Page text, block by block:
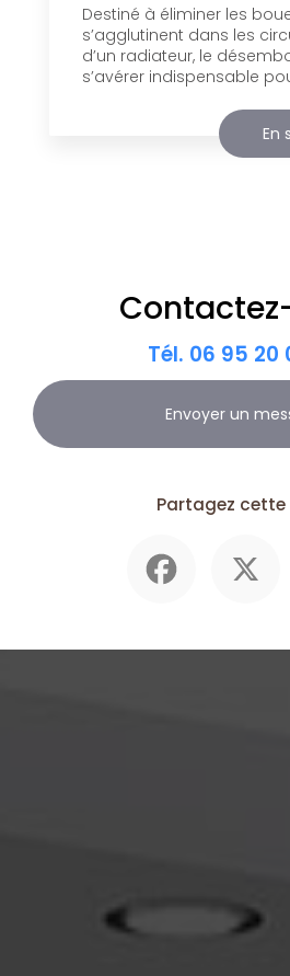
Destiné à éliminer les
s’agglutinent dans les
d’un radiateur, le
s’avérer indispensable
En
Tél. 06 95 20
Envoyer un
Partagez cette